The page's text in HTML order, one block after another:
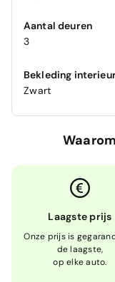
Aantal deuren
3
Bekleding
Zwart
Laagste prijs
Onze prijs is
de laagste,
op elke auto.